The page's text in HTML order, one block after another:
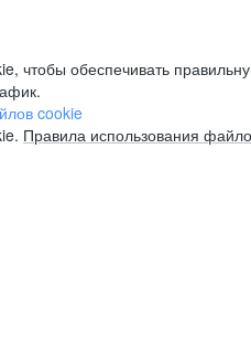
чтобы обеспечивать
cookie
Правила использования